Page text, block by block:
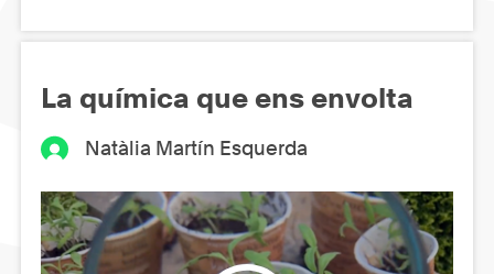
La química que ens envolta
Natàlia Martín Esquerda